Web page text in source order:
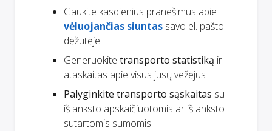
Gaukite kasdienius pranešimus apie
vėluojančias siuntas savo el. pašto
dėžutėje
Generuokite transporto statistiką ir
ataskaitas apie visus jūsų vežėjus
Palyginkite transporto sąskaitas su
iš anksto apskaičiuotomis ar iš anksto
sutartomis sumomis